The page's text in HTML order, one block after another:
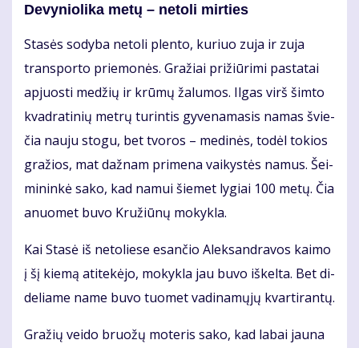
De­vy­nio­li­ka me­tų – ne­to­li mir­ties
Sta­sės so­dy­ba ne­to­li plen­to, ku­riuo zu­ja ir zu­ja
trans­por­to prie­mo­nės. Gra­žiai pri­žiū­ri­mi pa­sta­tai
ap­juos­ti me­džių ir krū­mų ža­lu­mos. Il­gas virš šim­to
kvad­ra­ti­nių met­rų tu­rin­tis gy­ve­na­ma­sis na­mas švie­
čia nau­ju sto­gu, bet tvo­ros – me­di­nės, to­dėl to­kios
gra­žios, mat daž­nam pri­me­na vai­kys­tės na­mus. Šei­
mi­nin­kė sa­ko, kad na­mui šie­met ly­giai 100 me­tų. Čia
anuo­met bu­vo Kru­žiū­nų mo­kyk­la.
Kai Sta­sė iš ne­to­lie­se esan­čio Alek­san­dra­vos kai­mo
į šį kie­mą ati­te­kė­jo, mo­kyk­la jau bu­vo iš­kel­ta. Bet di­
de­lia­me na­me bu­vo tuo­met va­di­na­mų­jų kvar­ti­ran­tų.
Gra­žių vei­do bruo­žų mo­te­ris sa­ko, kad la­bai jau­na